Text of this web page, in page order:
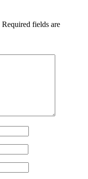
Required fields are